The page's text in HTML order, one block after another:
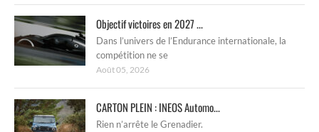
Objectif victoires en 2027 ...
Dans l’univers de l’Endurance internationale, la
compétition ne se
Août 05, 2026
CARTON PLEIN : INEOS Automo...
Rien n’arrête le Grenadier.